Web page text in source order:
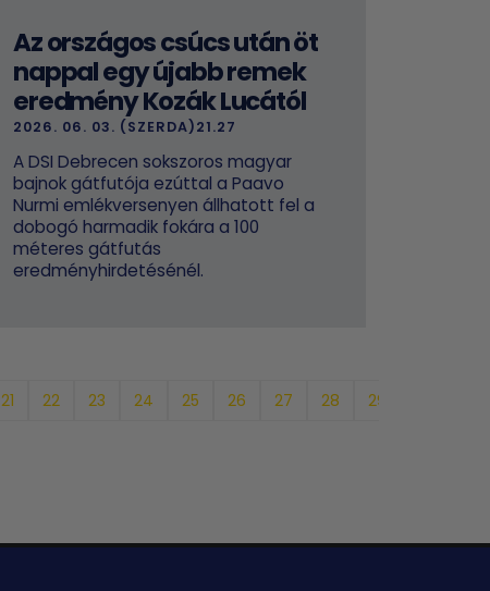
Az országos csúcs után öt
nappal egy újabb remek
eredmény Kozák Lucától
2026. 06. 03. (SZERDA)21.27
A DSI Debrecen sokszoros magyar
bajnok gátfutója ezúttal a Paavo
Nurmi emlékversenyen állhatott fel a
dobogó harmadik fokára a 100
méteres gátfutás
eredményhirdetésénél.
21 22 23 24 25 26 27 28 29